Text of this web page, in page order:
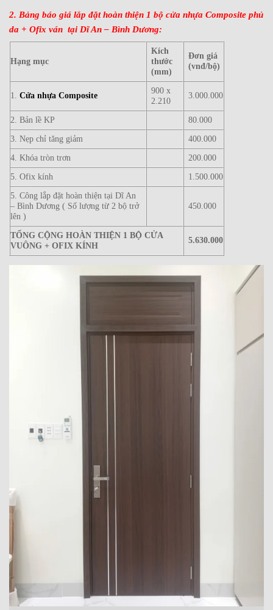
2. Bảng báo giá lắp đặt hoàn thiện 1 bộ cửa nhựa Composite phủ
da + Ofix ván tại Dĩ An – Bình Dương:
Hạng mục
Kích
thước
(mm)
Đơn giá
(vnđ/bộ)
1. Cửa nhựa Composite
900 x
2.210
3.000.000
2. Bản lề KP 80.000
3. Nẹp chỉ tăng giảm 400.000
4. Khóa tròn trơn 200.000
5. Ofix kính 1.500.000
5. Công lắp đặt hoàn thiện tại Dĩ An
– Bình Dương ( Số lượng từ 2 bộ trở
lên )
450.000
TỔNG CỘNG HOÀN THIỆN 1 BỘ CỬA
VUÔNG + OFIX KÍNH
5.630.000